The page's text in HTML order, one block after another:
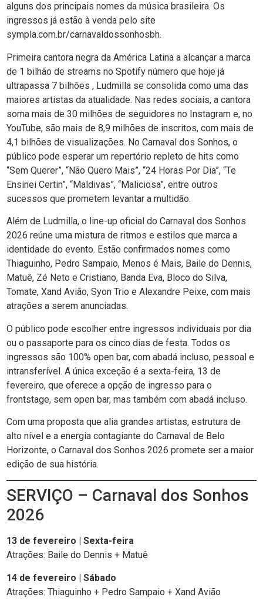
alguns dos principais nomes da música brasileira. Os
ingressos já estão à venda pelo site
sympla.com.br/carnavaldossonhosbh.
Primeira cantora negra da América Latina a alcançar a marca
de 1 bilhão de streams no Spotify número que hoje já
ultrapassa 7 bilhões , Ludmilla se consolida como uma das
maiores artistas da atualidade. Nas redes sociais, a cantora
soma mais de 30 milhões de seguidores no Instagram e, no
YouTube, são mais de 8,9 milhões de inscritos, com mais de
4,1 bilhões de visualizações. No Carnaval dos Sonhos, o
público pode esperar um repertório repleto de hits como
“Sem Querer”, “Não Quero Mais”, “24 Horas Por Dia”, “Te
Ensinei Certin”, “Maldivas”, “Maliciosa”, entre outros
sucessos que prometem levantar a multidão.
Além de Ludmilla, o line-up oficial do Carnaval dos Sonhos
2026 reúne uma mistura de ritmos e estilos que marca a
identidade do evento. Estão confirmados nomes como
Thiaguinho, Pedro Sampaio, Menos é Mais, Baile do Dennis,
Matuê, Zé Neto e Cristiano, Banda Eva, Bloco do Silva,
Tomate, Xand Avião, Syon Trio e Alexandre Peixe, com mais
atrações a serem anunciadas.
O público pode escolher entre ingressos individuais por dia
ou o passaporte para os cinco dias de festa. Todos os
ingressos são 100% open bar, com abadá incluso, pessoal e
intransferível. A única exceção é a sexta-feira, 13 de
fevereiro, que oferece a opção de ingresso para o
frontstage, sem open bar, mas também com abadá incluso.
Com uma proposta que alia grandes artistas, estrutura de
alto nível e a energia contagiante do Carnaval de Belo
Horizonte, o Carnaval dos Sonhos 2026 promete ser a maior
edição de sua história.
SERVIÇO – Carnaval dos Sonhos
2026
13 de fevereiro | Sexta-feira
Atrações: Baile do Dennis + Matuê
14 de fevereiro | Sábado
Atrações: Thiaguinho + Pedro Sampaio + Xand Avião